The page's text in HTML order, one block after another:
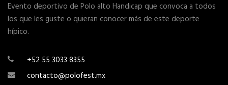
Evento deportivo de Polo alto Handicap que convoca a todos
los que les guste o quieran conocer más de este deporte
hípico.
+52 55 3033 8355
contacto@polofest.mx